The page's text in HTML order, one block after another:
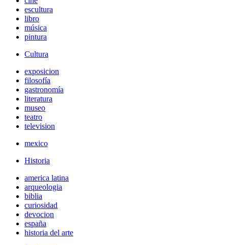
escultura
libro
música
pintura
Cultura
exposicion
filosofía
gastronomía
literatura
museo
teatro
television
mexico
Historia
america latina
arqueologia
biblia
curiosidad
devocion
españa
historia del arte